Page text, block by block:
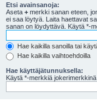
Etsi avainsanoja:
Aseta + merkki sanan eteen,
ei saa löytyä. Laita haettavat
sanan on löydyttävä. Käytä *-
Hae kaikilla sanoilla tai
Hae kaikilla vaihtoehdoilla
Hae käyttäjätunnuksella:
Käytä *-merkkiä jokerimerkkinä